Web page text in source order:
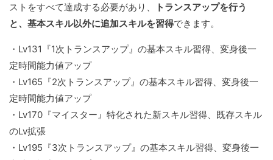
ストをすべて達成する必要があり、
トランスアップを行う
と、基本スキル以外に追加スキルを習得できます。
・Lv131『1次トランスアップ』の基本スキル習得、変身後一
定時間能力値アップ
・Lv165『2次トランスアップ』の基本スキル習得、変身後一
定時間能力値アップ
・Lv170『マイスター』特化された新スキル習得、既存スキル
のLv拡張
・Lv195『3次トランスアップ』の基本スキル習得、変身後一